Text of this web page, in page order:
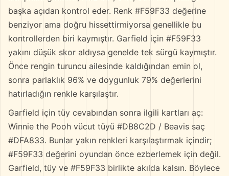
başka açıdan kontrol eder. Renk #F59F33 değerine
benziyor ama doğru hissettirmiyorsa genellikle bu
kontrollerden biri kaymıştır. Garfield için #F59F33
yakını düşük skor aldıysa genelde tek sürgü kaymıştır.
Önce rengin turuncu ailesinde kaldığından emin ol,
sonra parlaklık 96% ve doygunluk 79% değerlerini
hatırladığın renkle karşılaştır.
Garfield için tüy cevabından sonra ilgili kartları aç:
Winnie the Pooh vücut tüyü #DB8C2D / Beavis saç
#DFA833. Bunlar yakın renkleri karşılaştırmak içindir;
#F59F33 değerini oyundan önce ezberlemek için değil.
Garfield, tüy ve #F59F33 birlikte akılda kalsın. Böylece